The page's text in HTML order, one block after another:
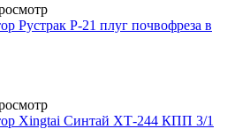
Рустрак P-21 плуг почвофреза в
Xingtai Синтай ХТ-244 КПП 3/1